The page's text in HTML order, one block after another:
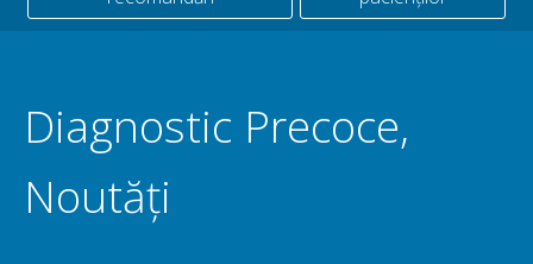
Diagnostic Precoce,
Noutăți